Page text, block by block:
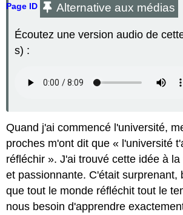
Page ID Alternative aux médias
Écoutez une version audio de
s) :
Quand j'ai commencé l'université,
proches m'ont dit que « l'université
réfléchir ». J'ai trouvé cette idée à
et passionnante. C'était surprenant,
que tout le monde réfléchit tout le
nous besoin d'apprendre